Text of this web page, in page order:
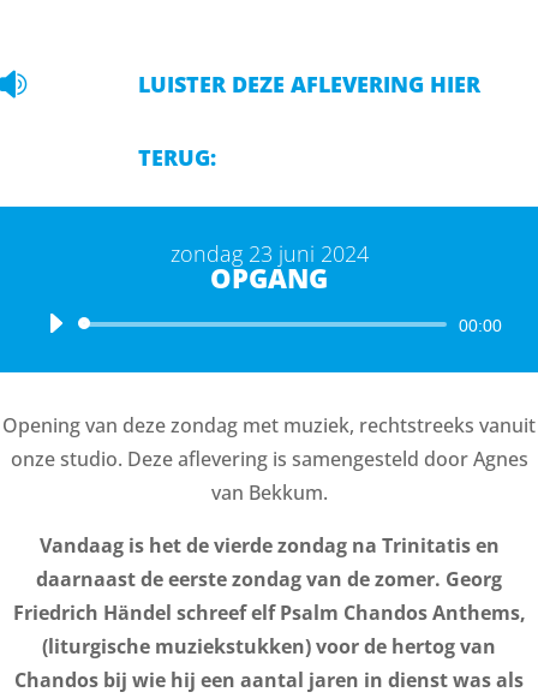
 LUISTER DEZE AFLEVERING HIER
TERUG:
zondag 23 juni 2024
OPGANG
Audiospeler 00:00
Opening van deze zondag met muziek, rechtstreeks vanuit
onze studio. Deze aflevering is samengesteld door Agnes
van Bekkum.
Vandaag is het de vierde zondag na Trinitatis en
daarnaast de eerste zondag van de zomer. Georg
Friedrich Händel schreef elf Psalm Chandos Anthems,
(liturgische muziekstukken) voor de hertog van
Chandos bij wie hij een aantal jaren in dienst was als